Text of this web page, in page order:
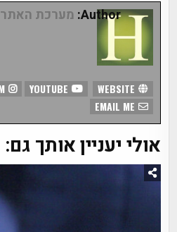
Author: מערכת האתר
INSTAGRAM
אולי יעניין אותך גם: